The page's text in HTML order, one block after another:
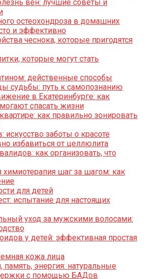
вен: лучшие советы и
остеохондроза в домашних
и эффективно
чеснока, которые пригодятся
которые могут стать
действенные способы
судьбы: путь к самопознанию
в Екатеринбурге: как
спасать жизни
как правильно зонировать
заботы о красоте
избавиться от целлюлита
как организовать, что
химиотерапия шаг за шагом: как
для детей
испытание для настоящих
уход за мужскими волосами:
у детей: эффективная простая
кожа лица
память, энергия: натуральные
с помощью БАДов